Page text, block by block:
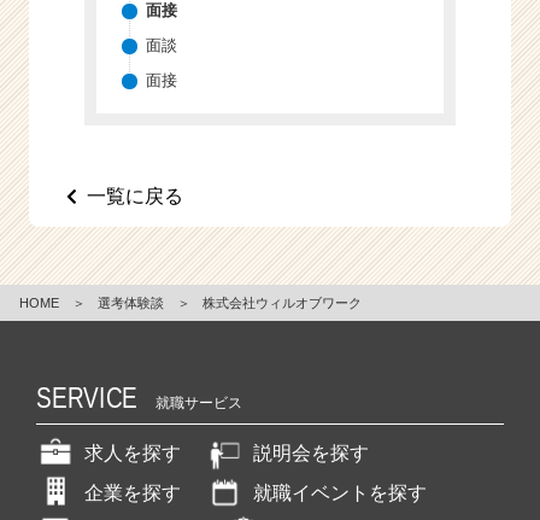
r
r
面接
面談
面接
一覧に戻る
HOME ＞ 選考体験談 ＞ 株式会社ウィルオブワーク
SERVICE 就職サービス
求人を探す
説明会を探す
企業を探す
就職イベントを探す